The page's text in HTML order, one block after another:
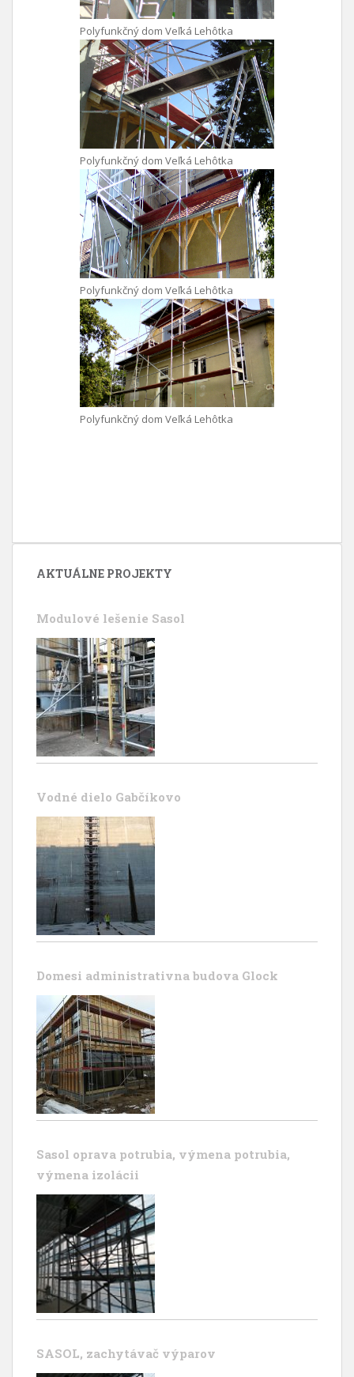
Polyfunkčný dom Veľká Lehôtka
Polyfunkčný dom Veľká Lehôtka
Polyfunkčný dom Veľká Lehôtka
Polyfunkčný dom Veľká Lehôtka
AKTUÁLNE PROJEKTY
Modulové lešenie Sasol
Vodné dielo Gabčíkovo
Domesi administrativna budova Glock
Sasol oprava potrubia, výmena potrubia,
výmena izolácii
SASOL, zachytávač výparov